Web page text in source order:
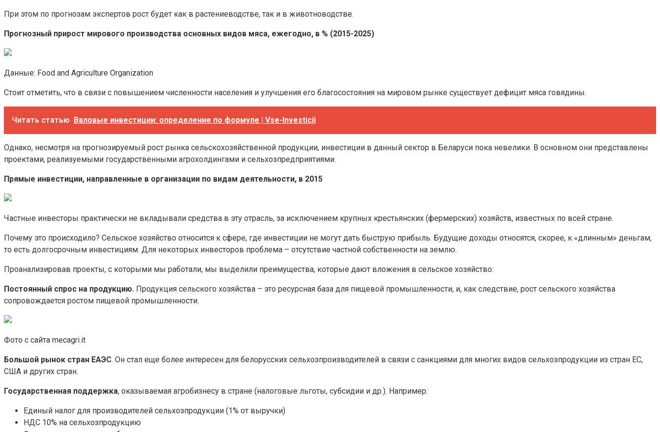
При этом по прогнозам экспертов рост будет как в растениеводстве, так и в животноводстве.
Прогнозный прирост мирового производства основных видов мяса, ежегодно, в % (2015-2025)
Данные: Food and Agriculture Organization
Стоит отметить, что в связи с повышением численности населения и улучшения его благосостояния на мировом рынке существует дефицит мяса говядины.
Читать статью Валовые инвестиции: определение по формуле | Vse-Investicii
Однако, несмотря на прогнозируемый рост рынка сельскохозяйственной продукции, инвестиции в данный сектор в Беларуси пока невелики. В основном они представлены
проектами, реализуемыми государственными агрохолдингами и сельхозпредприятиями.
Прямые инвестиции, направленные в организации по видам деятельности, в 2015
Частные инвесторы практически не вкладывали средства в эту отрасль, за исключением крупных крестьянских (фермерских) хозяйств, известных по всей стране.
Почему это происходило? Сельское хозяйство относится к сфере, где инвестиции не могут дать быструю прибыль. Будущие доходы относятся, скорее, к «длинным» деньгам,
то есть долгосрочным инвестициям. Для некоторых инвесторов проблема – отсутствие частной собственности на землю.
Проанализировав проекты, с которыми мы работали, мы выделили преимущества, которые дают вложения в сельское хозяйство:
Постоянный спрос на продукцию. Продукция сельского хозяйства – это ресурсная база для пищевой промышленности, и, как следствие, рост сельского хозяйства
сопровождается ростом пищевой промышленности.
Фото с сайта mecagri.it
Большой рынок стран ЕАЭС. Он стал еще более интересен для белорусских сельхозпроизводителей в связи с санкциями для многих видов сельхозпродукции из стран ЕС,
США и других стран.
Государственная поддержка, оказываемая агробизнесу в стране (налоговые льготы, субсидии и др.). Например:
Единый налог для производителей сельхозпродукции (1% от выручки)
НДС 10% на сельхозпродукцию